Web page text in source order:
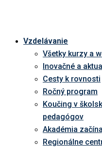
Vzdelávanie
Všetky kurzy a
Inovačné a
Cesty k rovnosti
Ročný program
Koučing v
pedagógov
Akadémia
Regionálne